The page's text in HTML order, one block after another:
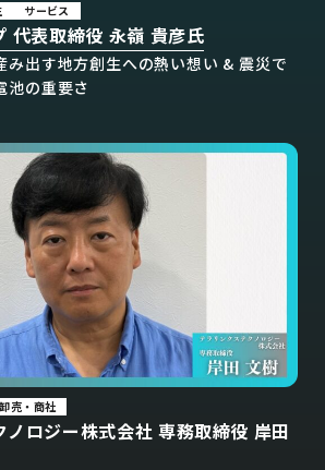
サービス
代表取締役 永嶺 貴彦氏
み出す地方創生への熱い想い & 震災で
池の重要さ
卸売・商社
ノロジー株式会社 専務取締役 岸田